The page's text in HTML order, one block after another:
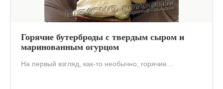
Горячие бутерброды с твердым сыром и
маринованным огурцом
На первый взгляд, как-то необычно, горячие...